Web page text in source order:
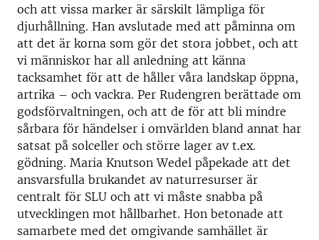
och att vissa marker är särskilt lämpliga för
djurhållning. Han avslutade med att påminna om
att det är korna som gör det stora jobbet, och att
vi människor har all anledning att känna
tacksamhet för att de håller våra landskap öppna,
artrika – och vackra. Per Rudengren berättade om
godsförvaltningen, och att de för att bli mindre
sårbara för händelser i omvärlden bland annat har
satsat på solceller och större lager av t.ex.
gödning. Maria Knutson Wedel påpekade att det
ansvarsfulla brukandet av naturresurser är
centralt för SLU och att vi måste snabba på
utvecklingen mot hållbarhet. Hon betonade att
samarbete med det omgivande samhället är